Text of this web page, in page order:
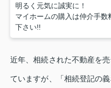
明るく元気に誠実に！
マイホームの購入は仲介手
下さい!!
近年、相続された不動産を
ていますが、「相続登記の